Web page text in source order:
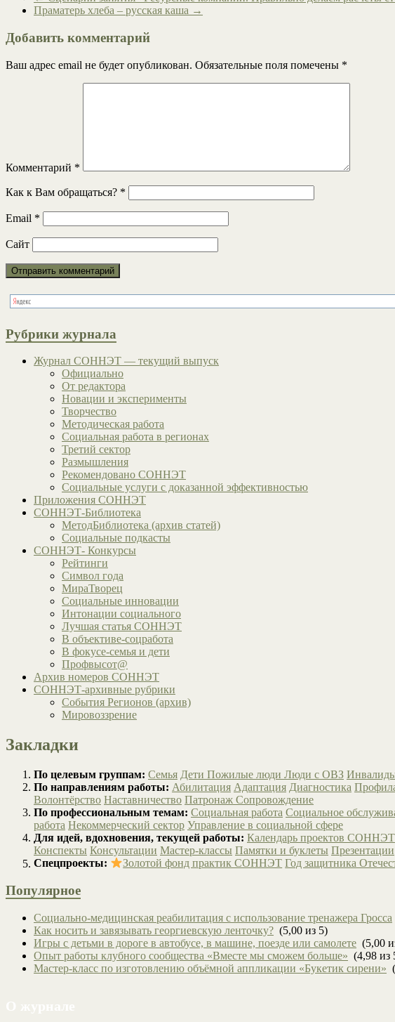
Праматерь хлеба – русская каша →
Добавить комментарий
Ваш адрес email не будет опубликован. Обязательные поля помечены *
Комментарий *
Как к Вам обращаться? *
Email *
Сайт
Рубрики журнала
Журнал СОННЭТ — текущий выпуск
Официально
От редактора
Новации и эксперименты
Творчество
Методическая работа
Социальная работа в регионах
Третий сектор
Размышления
Рекомендовано СОННЭТ
Социальные услуги с доказанной эффективностью
Приложения СОННЭТ
СОННЭТ-Библиотека
МетодБиблиотека (архив статей)
Социальные подкасты
СОННЭТ- Конкурсы
Рейтинги
Символ года
МираТворец
Социальные инновации
Интонации социального
Лучшая статья СОННЭТ
В объективе-соцработа
В фокусе-семья и дети
Профвысот@
Архив номеров СОННЭТ
СОННЭТ-архивные рубрики
События Регионов (архив)
Мировоззрение
Закладки
По целевым группам: Семья Дети Пожилые люди Люди с ОВЗ
По направлениям работы: Абилитация Адаптация Диагностика
Волонтёрство Наставничество Патронаж Сопровождение
По профессиональным темам: Социальная работа Социальное
работа Некоммерческий сектор Управление в социальной сфере
Для идей, вдохновения, текущей работы: Календарь проектов СОННЭТ
Конспекты Консультации Мастер-классы Памятки и буклеты Презентации
Спецпроекты:
Золотой фонд практик СОННЭТ Год защитника
Популярное
Социально-медицинская реабилитация с использование тренажера Гросса
Как носить и завязывать георгиевскую ленточку? (5,00 из 5)
Игры с детьми в дороге в автобусе, в машине, поезде или самолете (5,00
Опыт работы клубного сообщества «Вместе мы сможем больше» (4,98 из
Мастер-класс по изготовлению объёмной аппликации «Букетик сирени»